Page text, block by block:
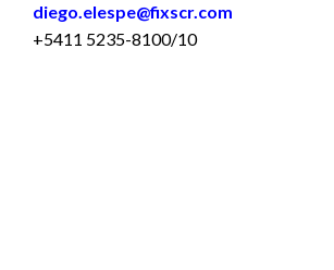
diego.elespe@fixscr.com
+5411 5235-8100/10